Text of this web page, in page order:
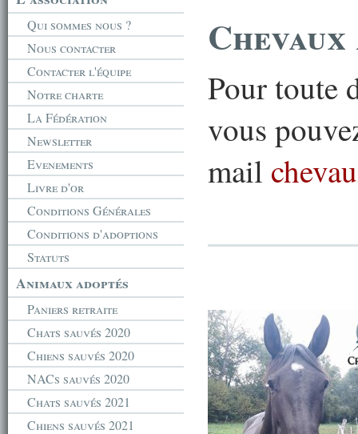
Qui sommes nous ?
Nous contacter
Contacter l'équipe
Notre charte
La Fédération
Newsletter
Evenements
Livre d'or
Conditions Générales
Conditions d'adoptions
Statuts
Animaux adoptés
Paniers retraite
Chats sauvés 2020
Chiens sauvés 2020
NACs sauvés 2020
Chats sauvés 2021
Chiens sauvés 2021
Pour toute
vous
mail